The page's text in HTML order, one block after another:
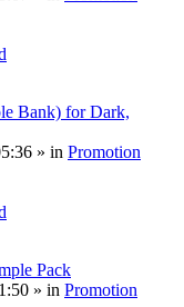
Bank) for Dark,
» in Promotion
Pack
» in Promotion